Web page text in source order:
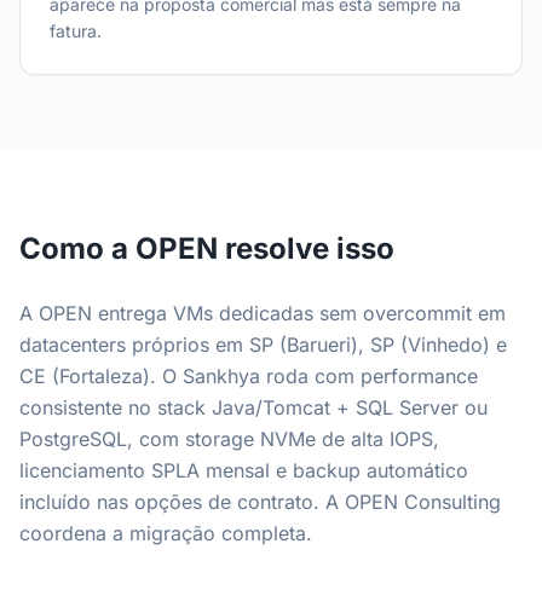
aparece na proposta comercial mas está sempre na
fatura.
Como a OPEN resolve isso
A OPEN entrega VMs dedicadas sem overcommit em
datacenters próprios em SP (Barueri), SP (Vinhedo) e
CE (Fortaleza). O Sankhya roda com performance
consistente no stack Java/Tomcat + SQL Server ou
PostgreSQL, com storage NVMe de alta IOPS,
licenciamento SPLA mensal e backup automático
incluído nas opções de contrato. A OPEN Consulting
coordena a migração completa.